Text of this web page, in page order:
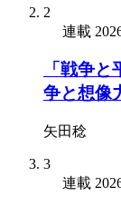
2
連載
「戦争
争と想像
矢田稔
3
連載